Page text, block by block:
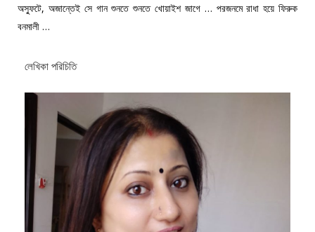
অস্ফুটে, অজান্তেই সে গান শুনতে শুনতে খোয়াইশ জাগে … পরজনমে রাধা হয়ে ফিরুক
বনমালী …
লেখিকা পরিচিতি